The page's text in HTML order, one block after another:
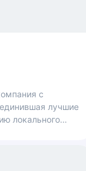
с
лучшие
локального